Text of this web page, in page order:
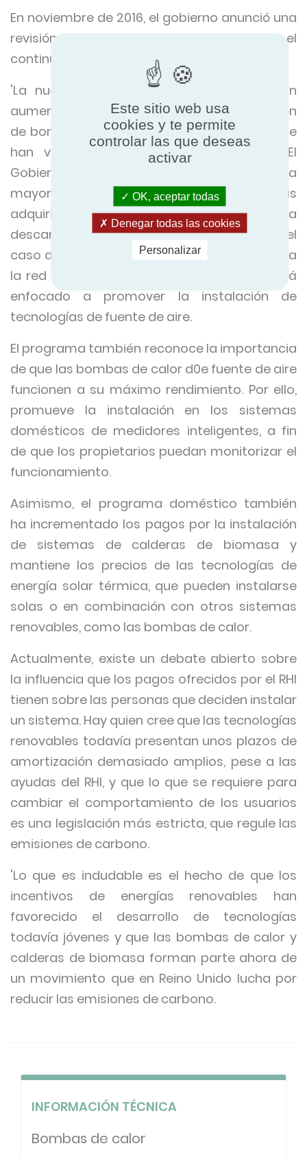
En noviembre de 2016, el gobierno anunció una
revisión de estos programas para reflejar el
continuo desarrollo de estas tecnologías.
'La nueva versión del programa incluye un
aumento de los incentivos para la instalación
de bombas de calor de fuente de aire, que se
han visto incrementados en un 25 %. El
Gobierno argumenta este cambio por la
mayor importancia que este tipo de sistemas
adquirirán a largo plazo en la
descarbonatación del calor, sobre todo en el
caso de viviendas que no estén conectadas a
la red de gas. Este aumento en la tarifa está
enfocado a promover la instalación de
tecnologías de fuente de aire.
El programa también reconoce la importancia
de que las bombas de calor d0e fuente de aire
funcionen a su máximo rendimiento. Por ello,
promueve la instalación en los sistemas
domésticos de medidores inteligentes, a fin
de que los propietarios puedan monitorizar el
funcionamiento.
Asimismo, el programa doméstico también
ha incrementado los pagos por la instalación
de sistemas de calderas de biomasa y
mantiene los precios de las tecnologías de
energía solar térmica, que pueden instalarse
solas o en combinación con otros sistemas
renovables, como las bombas de calor.
Actualmente, existe un debate abierto sobre
la influencia que los pagos ofrecidos por el RHI
tienen sobre las personas que deciden instalar
un sistema. Hay quien cree que las tecnologías
renovables todavía presentan unos plazos de
amortización demasiado amplios, pese a las
ayudas del RHI, y que lo que se requiere para
cambiar el comportamiento de los usuarios
es una legislación más estricta, que regule las
emisiones de carbono.
'Lo que es indudable es el hecho de que los
incentivos de energías renovables han
favorecido el desarrollo de tecnologías
todavía jóvenes y que las bombas de calor y
calderas de biomasa forman parte ahora de
un movimiento que en Reino Unido lucha por
reducir las emisiones de carbono.
INFORMACIÓN TÉCNICA
Bombas de calor
Este sitio web usa
cookies y te permite
controlar las que deseas
activar
OK, aceptar todas
Denegar todas las cookies
Personalizar